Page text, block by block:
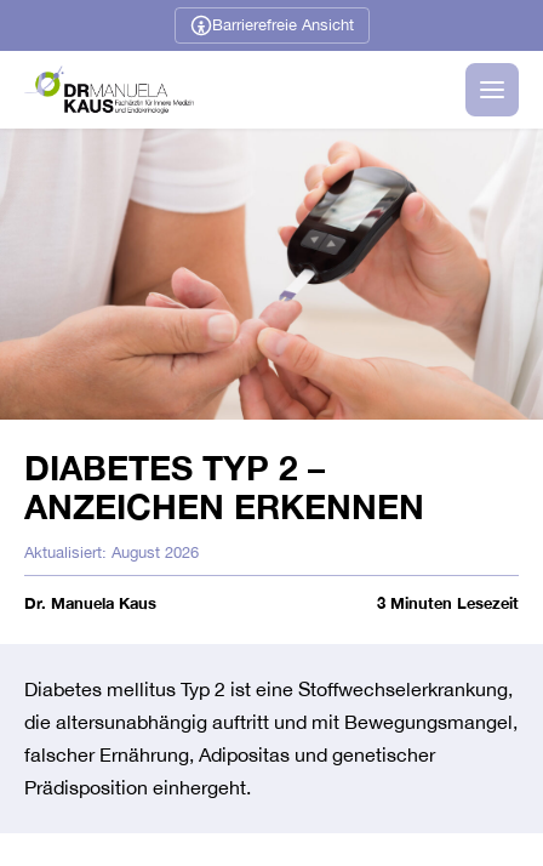
Barrierefreie Ansicht
Hormone
Schilddrüse
Diabetes
Über mich
Kosten
FAQ
DIABETES TYP 2 –
ANZEICHEN ERKENNEN
Aktualisiert: August 2026
Dr. Manuela Kaus 3 Minuten Lesezeit
Diabetes mellitus Typ 2 ist eine Stoffwechselerkrankung,
die altersunabhängig auftritt und mit Bewegungsmangel,
falscher Ernährung, Adipositas und genetischer
Prädisposition einhergeht.